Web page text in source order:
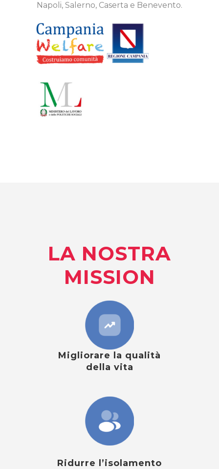
Napoli, Salerno, Caserta e Benevento.
LA NOSTRA
MISSION
Migliorare la qualità
della vita
Ridurre l’isolamento